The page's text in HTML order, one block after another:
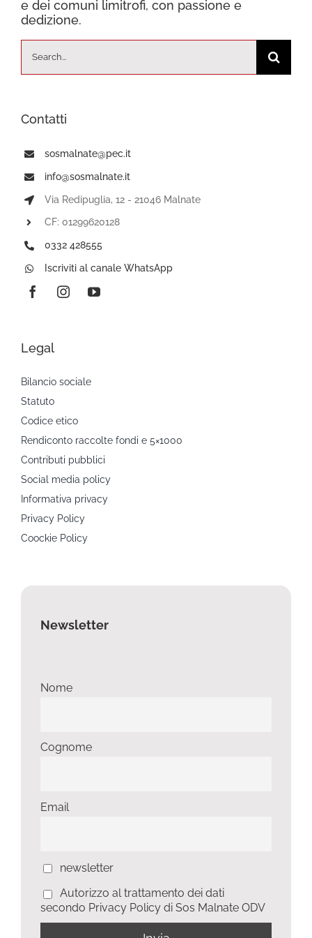
e dei comuni limitrofi, con passione e
dedizione.
per:
Contatti
sosmalnate@pec.it
info@sosmalnate.it
Via Redipuglia, 12 - 21046 Malnate
CF: 01299620128
0332 428555
Iscriviti al canale WhatsApp
Legal
Bilancio sociale
Statuto
Codice etico
Rendiconto raccolte fondi e 5×1000
Contributi pubblici
Social media policy
Informativa privacy
Privacy Policy
Coockie Policy
Newsletter
Nome
Cognome
Email
newsletter
Autorizzo al trattamento dei dati
secondo Privacy Policy di Sos Malnate ODV